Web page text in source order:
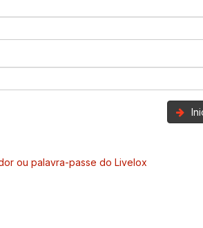
ou palavra-passe do Livelox